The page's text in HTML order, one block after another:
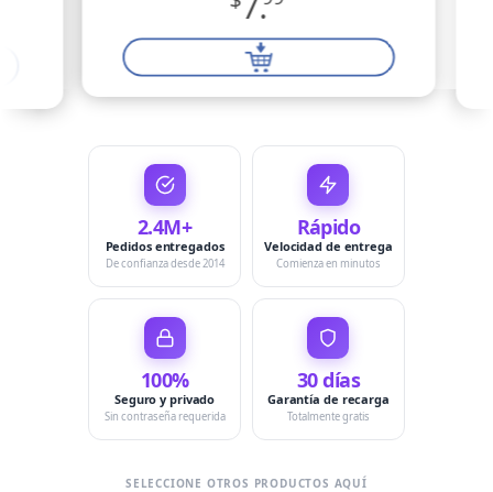
2.4M+
Pedidos entregados
De confianza desde 2014
Rápido
Velocidad de entrega
Comienza en minutos
100%
Seguro y privado
Sin contraseña requerida
30 días
Garantía de recarga
Totalmente gratis
SELECCIONE OTROS PRODUCTOS AQUÍ